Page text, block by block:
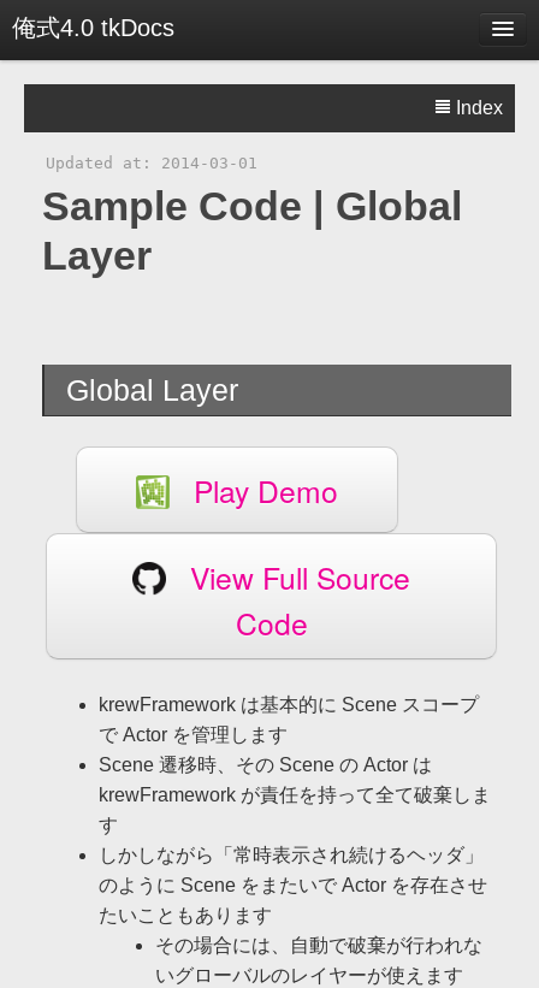
俺式4.0 tkDocs
Index
Updated at: 2014-03-01
Sample Code | Global
Layer
Global Layer
Play Demo
View Full Source
Code
krewFramework は基本的に Scene スコープ
で Actor を管理します
Scene 遷移時、その Scene の Actor は
krewFramework が責任を持って全て破棄しま
す
しかしながら「常時表示され続けるヘッダ」
のように Scene をまたいで Actor を存在させ
たいこともあります
その場合には、自動で破棄が行われな
いグローバルのレイヤーが使えます